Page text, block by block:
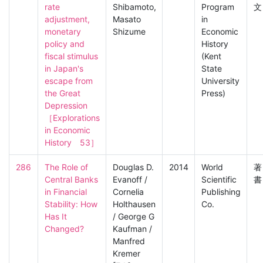
rate
adjustment,
monetary
policy and
fiscal stimulus
in Japan's
escape from
the Great
Depression
［Explorations
in Economic
History　53］
Shibamoto,
Masato
Shizume
Program
in
Economic
History
(Kent
State
University
Press)
文
286
The Role of
Central Banks
in Financial
Stability: How
Has It
Changed?
Douglas D.
Evanoff /
Cornelia
Holthausen
/ George G
Kaufman /
Manfred
Kremer
2014
World
Scientific
Publishing
Co.
著
書